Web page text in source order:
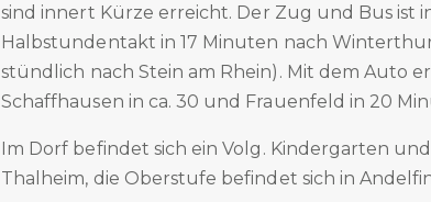
sind innert Kürze erreicht. Der Zug und Bus ist
Halbstundentakt in 17 Minuten nach
stündlich nach Stein am Rhein). Mit dem Auto
Schaffhausen in ca. 30 und Frauenfeld in 20
Im Dorf befindet sich ein Volg. Kindergarten
Thalheim, die Oberstufe befindet sich in